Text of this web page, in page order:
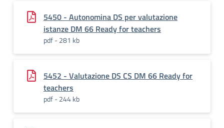
5450 - Autonomina DS per valutazione
istanze DM 66 Ready for teachers
pdf - 281 kb
5452 - Valutazione DS CS DM 66 Ready for
teachers
pdf - 244 kb